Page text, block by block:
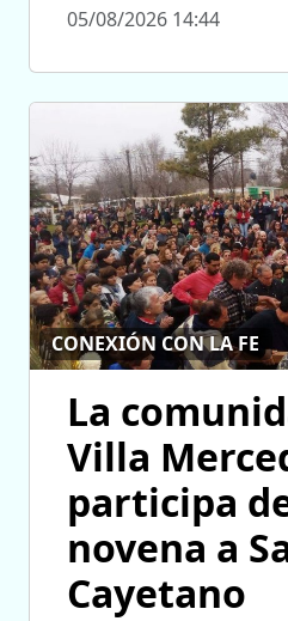
05/08/2026 14:44
CONEXIÓN CON LA FE
La
Villa
participa
novena a
Cayetano